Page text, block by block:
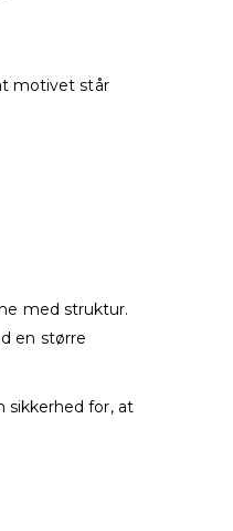
motivet står
med struktur.
en større
sikkerhed for, at